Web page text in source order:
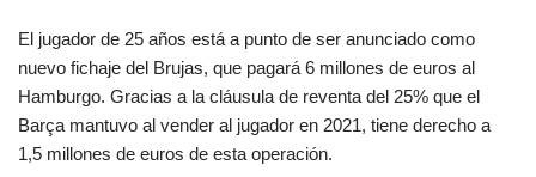
El jugador de 25 años está a punto de ser anunciado como
nuevo fichaje del Brujas, que pagará 6 millones de euros al
Hamburgo. Gracias a la cláusula de reventa del 25% que el
Barça mantuvo al vender al jugador en 2021, tiene derecho a
1,5 millones de euros de esta operación.